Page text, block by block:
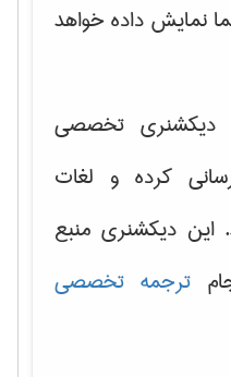
نمایش داده خواهد
دیکشنری تخصصی
کرده و لغات
این دیکشنری منبع
ترجمه تخصصی